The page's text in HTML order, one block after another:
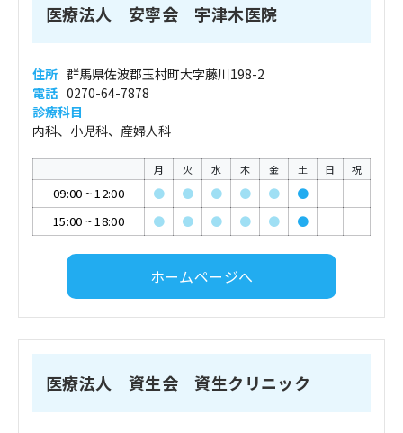
医療法人 安寧会 宇津木医院
住所 群馬県佐波郡玉村町大字藤川198-2
電話 0270-64-7878
診療科目
内科、小児科、産婦人科
月 火 水 木 金 土 日 祝
09:00 ~12:00 ● ● ● ● ●
●
15:00 ~18:00 ● ● ● ● ● ●
ホームページへ
医療法人 資生会 資生クリニック